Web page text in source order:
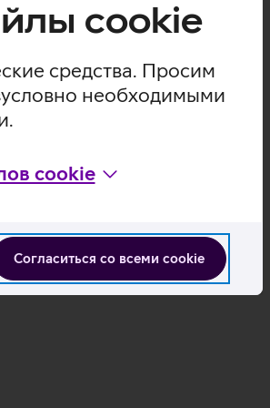
cookie
средства. Просим
необходимыми
cookie
Согласиться со всеми cookie